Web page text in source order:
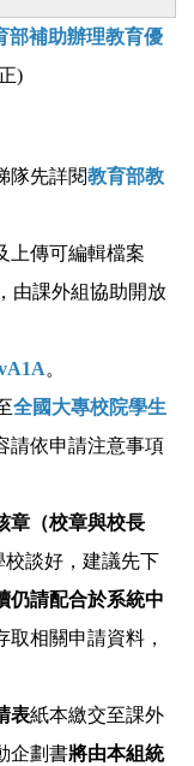
部補助辦理教育優
)
隊先詳閱教育部教
上傳可編輯檔案
，由課外組協助開放
。
全國大專校院學生
請依申請注意事項
章（校章與校長
校談好，建議先下
仍請配合於系統中
取相關申請資料，
表紙本繳交至課外
企劃書將由本組統